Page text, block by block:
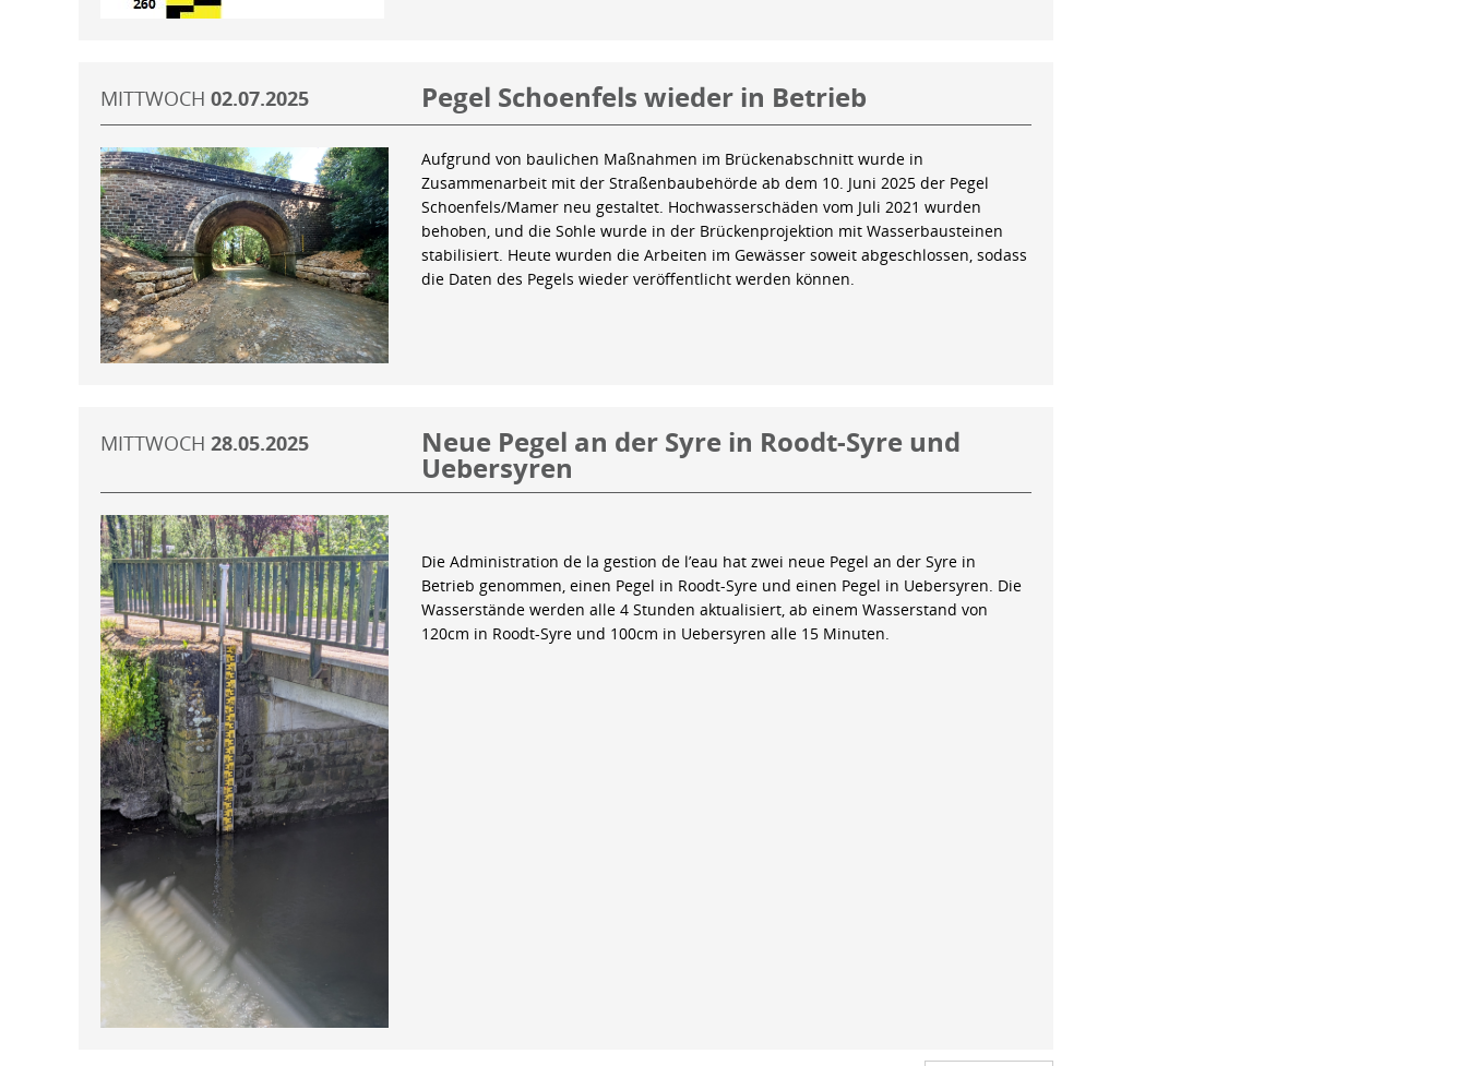
MITTWOCH 02.07.2025 Pegel Schoenfels wieder in Betrieb
Aufgrund von baulichen Maßnahmen im Brückenabschnitt wurde in
Zusammenarbeit mit der Straßenbaubehörde ab dem 10. Juni 2025 der Pegel
Schoenfels/Mamer neu gestaltet. Hochwasserschäden vom Juli 2021 wurden
behoben, und die Sohle wurde in der Brückenprojektion mit Wasserbausteinen
stabilisiert. Heute wurden die Arbeiten im Gewässer soweit abgeschlossen, sodass
die Daten des Pegels wieder veröffentlicht werden können.
MITTWOCH 28.05.2025 Neue Pegel an der Syre in Roodt-Syre und
Uebersyren
Die Administration de la gestion de l’eau hat zwei neue Pegel an der Syre in
Betrieb genommen, einen Pegel in Roodt-Syre und einen Pegel in Uebersyren. Die
Wasserstände werden alle 4 Stunden aktualisiert, ab einem Wasserstand von
120cm in Roodt-Syre und 100cm in Uebersyren alle 15 Minuten.